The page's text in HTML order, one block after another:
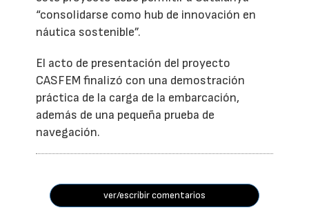
“consolidarse como hub de innovación en
náutica sostenible”.
El acto de presentación del proyecto
CASFEM finalizó con una demostración
práctica de la carga de la embarcación,
además de una pequeña prueba de
navegación.
ver/escribir comentarios